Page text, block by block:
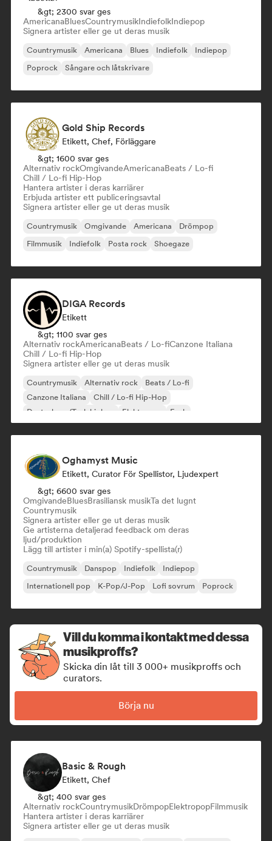
&gt; 2300 svar ges
AmericanaBluesCountrymusikIndiefolkIndiepop
Signera artister eller ge ut deras musik
Countrymusik Americana Blues Indiefolk
Indiepop
Poprock
Sångare och låtskrivare
Gold Ship Records
Etikett, Chef, Förläggare
&gt; 1600 svar ges
Alternativ rockOmgivandeAmericanaBeats / Lo-fi
Chill / Lo-fi Hip-Hop
Hantera artister i deras karriärer
Erbjuda artister ett publiceringsavtal
Signera artister eller ge ut deras musik
Countrymusik Omgivande Americana
Drömpop
Filmmusik
Indiefolk Posta rock Shoegaze
DIGA Records
Etikett
&gt; 1100 svar ges
Alternativ rockAmericanaBeats / Lo-fiCanzone Italiana
Chill / Lo-fi Hip-Hop
Signera artister eller ge ut deras musik
Countrymusik Alternativ rock
Beats / Lo-fi
Canzone Italiana
Chill / Lo-fi Hip-Hop
Deutschrap/Tysk hiphop
Elektropop Funk
Oghamyst Music
Etikett, Curator För Spellistor, Ljudexpert
&gt; 6600 svar ges
OmgivandeBluesBrasiliansk musikTa det lugnt
Countrymusik
Signera artister eller ge ut deras musik
Ge artisterna detaljerad feedback om deras
ljud/produktion
Lägg till artister i min(a) Spotify-spellista(r)
Countrymusik Danspop Indiefolk
Indiepop
Internationell pop
K-Pop/J-Pop Lofi sovrum Poprock
Vill du komma i kontakt med dessa
musikproffs?
Skicka din låt till 3 000+ musikproffs och
curators.
Börja nu
Basic & Rough
Etikett, Chef
&gt; 400 svar ges
Alternativ rockCountrymusikDrömpopElektropopFilmmusik
Hantera artister i deras karriärer
Signera artister eller ge ut deras musik